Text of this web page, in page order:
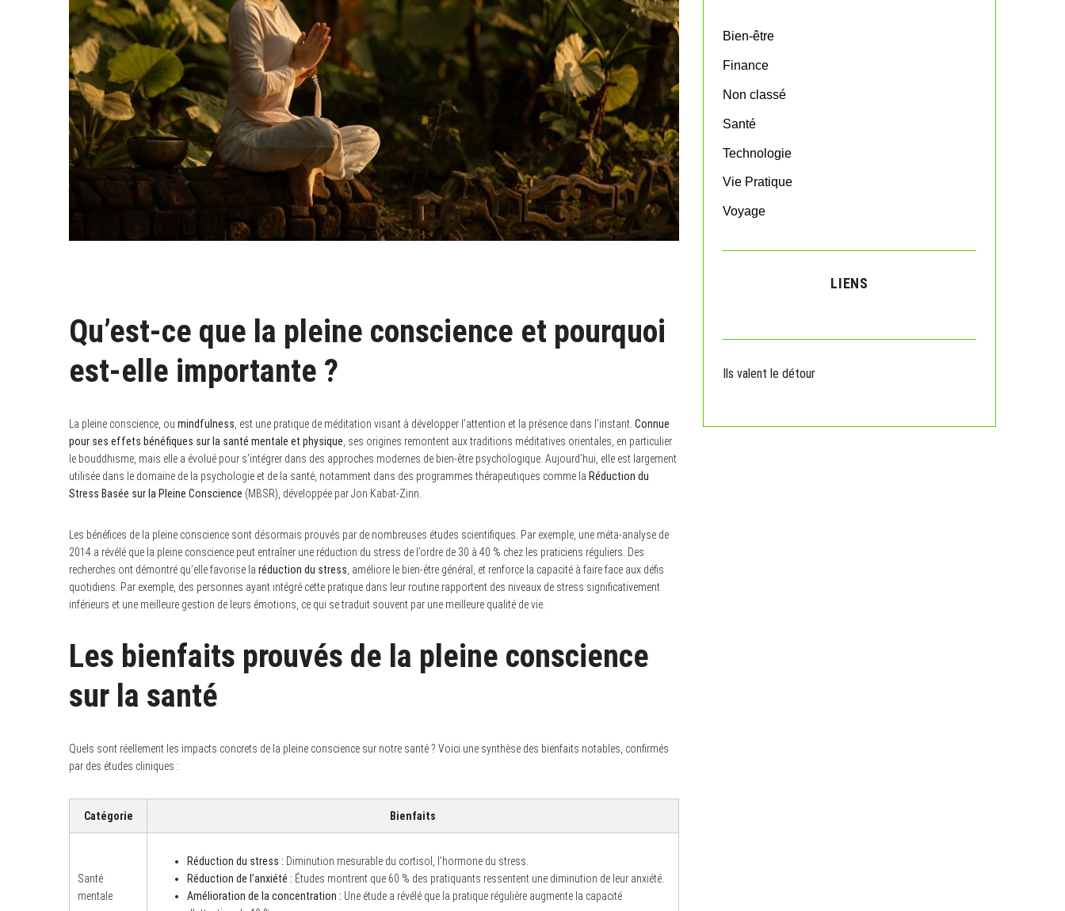
Qu’est-ce que la pleine conscience et pourquoi
est-elle importante ?
La pleine conscience, ou mindfulness , est une pratique de méditation visant à développer l’attention et la présence dans l’instant. Connue
pour ses effets bénéfiques sur la santé mentale et physique , ses origines remontent aux traditions méditatives orientales, en particulier
le bouddhisme, mais elle a évolué pour s’intégrer dans des approches modernes de bien-être psychologique. Aujourd’hui, elle est largement
utilisée dans le domaine de la psychologie et de la santé, notamment dans des programmes thérapeutiques comme la Réduction du
Stress Basée sur la Pleine Conscience (MBSR), développée par Jon Kabat-Zinn.
Les bénéfices de la pleine conscience sont désormais prouvés par de nombreuses études scientifiques. Par exemple, une méta-analyse de
2014 a révélé que la pleine conscience peut entraîner une réduction du stress de l’ordre de 30 à 40 % chez les praticiens réguliers. Des
recherches ont démontré qu’elle favorise la réduction du stress , améliore le bien-être général, et renforce la capacité à faire face aux défis
quotidiens. Par exemple, des personnes ayant intégré cette pratique dans leur routine rapportent des niveaux de stress significativement
inférieurs et une meilleure gestion de leurs émotions, ce qui se traduit souvent par une meilleure qualité de vie.
Les bienfaits prouvés de la pleine conscience
sur la santé
Quels sont réellement les impacts concrets de la pleine conscience sur notre santé ? Voici une synthèse des bienfaits notables, confirmés
par des études cliniques :
Catégorie Bienfaits
Santé
mentale
Réduction du stress : Diminution mesurable du cortisol, l’hormone du stress.
Réduction de l’anxiété : Études montrent que 60 % des pratiquants ressentent une diminution de leur anxiété.
Amélioration de la concentration : Une étude a révélé que la pratique régulière augmente la capacité
oBien-être
Finance
Non classé
Santé
Technologie
Vie Pratique
Voyage
LIENS
Ils valent le détour